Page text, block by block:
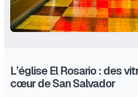
L’église El Rosario : des
cœur de San Salvador